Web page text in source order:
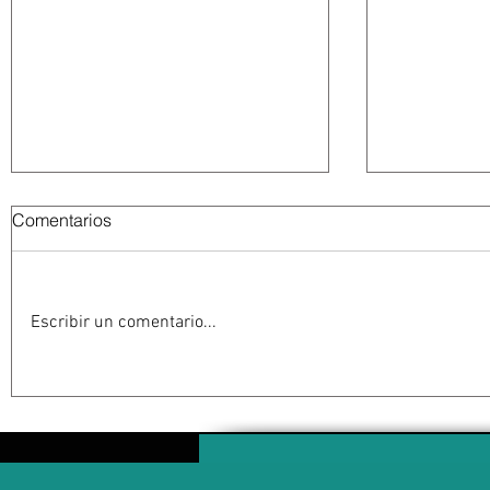
detención del exgobernador
de Guerrero Ángel Aguirre
tras
Comentarios
Escribir un comentario...